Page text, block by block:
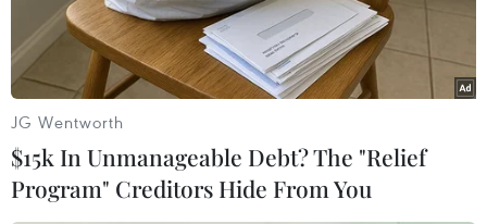
Hiện tượng mất điện diện rộng cũng lan ra cả
các thành phố lớn như Hà Nội làm cuộc sống
của hàng nghìn người dân Thủ đô cũng như lên
cơn sốt vì "cắt điện luân phiên."
Làm công chức tại một cơ quan Hà Nội, do nhà
JG Wentworth
$15k In Unmanageable Debt? The "Relief
Program" Creditors Hide From You